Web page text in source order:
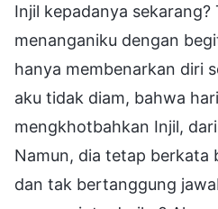
Injil kepadanya sekarang?
menanganiku dengan
hanya membenarkan diri
aku tidak diam, bahwa
mengkhotbahkan Injil,
Namun, dia tetap berkata
dan tak bertanggung